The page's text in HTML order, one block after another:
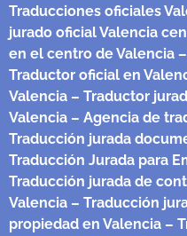
Traducciones oficiales
jurado oficial Valencia
en el centro de Valencia
Traductor oficial en
Valencia – Traductor
Valencia – Agencia de
Traducción jurada
Traducción Jurada para
Traducción jurada de
Valencia – Traducción
propiedad en Valencia –